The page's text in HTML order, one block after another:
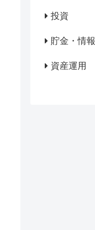
投資
貯金・情報
資産運用